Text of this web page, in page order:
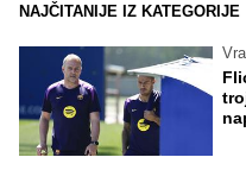
NAJČITANIJE IZ KATEGORIJE